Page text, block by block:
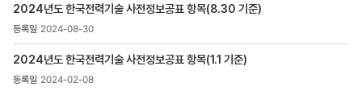
첨부파일
,
조회수
2024년도 한국전력기술 사전정보공표 항목(8.30 기준)
2024-08-30
2024년도 한국전력기술 사전정보공표 항목(1.1 기준)
2024-02-08